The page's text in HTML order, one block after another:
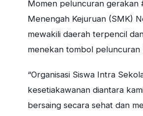
Momen peluncuran gerakan
Menengah Kejuruan (SMK)
mewakili daerah terpencil
menekan tombol peluncuran
“Organisasi Siswa Intra
kesetiakawanan diantara
bersaing secara sehat dan